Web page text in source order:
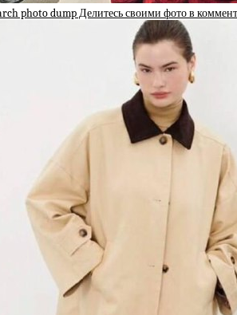
photo dump Делитесь своими фото в